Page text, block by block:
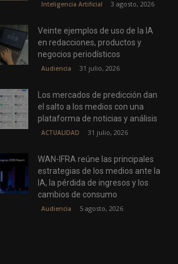
Inteligencia Artificial 3 agosto, 2026
Veinte ejemplos de uso de la IA
en redacciones, productos y
negocios periodísticos
Audiencia 31 julio, 2026
Los mercados de predicción dan
el salto a los medios con una
plataforma de noticias y análisis
ACTUALIDAD 31 julio, 2026
WAN-IFRA reúne las principales
estrategias de los medios ante la
IA, la pérdida de ingresos y los
cambios de consumo
Audiencia 5 agosto, 2026